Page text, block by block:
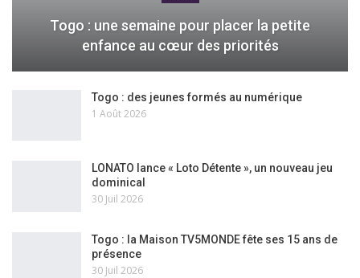
Togo : une semaine pour placer la petite
enfance au cœur des priorités
Togo : des jeunes formés au numérique
1 Août 2026
LONATO lance « Loto Détente », un nouveau jeu
dominical
30 Juil 2026
Togo : la Maison TV5MONDE fête ses 15 ans de
présence
30 Juil 2026